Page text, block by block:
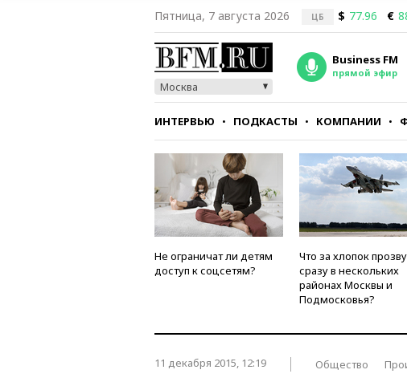
Пятница, 7 августа 2026 ЦБ $ 77.96 €
Москва
Business FM
прямой эфир
ИНТЕРВЬЮ ПОДКАСТЫ КОМПАНИИ
СТИЛЬ ТЕСТЫ
Не ограничат ли детям
доступ к соцсетям?
Что за хлопок
сразу в нескольких
районах Москвы и
Подмосковья?
11 декабря 2015, 12:19 Общество